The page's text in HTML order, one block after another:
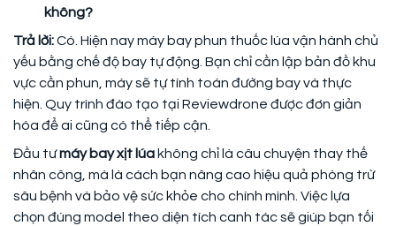
không?
Trả lời:Có. Hiện nay máy bay phun thuốc lúa vận hành chủ
yếu bằng chế độ bay tự động. Bạn chỉ cần lập bản đồ khu
vực cần phun, máy sẽ tự tính toán đường bay và thực
hiện. Quy trình đào tạo tại Reviewdrone được đơn giản
hóa để ai cũng có thể tiếp cận.
Đầu tưmáy bay xịt lúa không chỉ là câu chuyện thay thế
nhân công, mà là cách bạn nâng cao hiệu quả phòng trừ
sâu bệnh và bảo vệ sức khỏe cho chính mình. Việc lựa
chọn đúng model theo diện tích canh tác sẽ giúp bạn tối